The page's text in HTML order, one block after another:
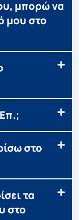
μπορώ να
μου στο
στο
τα
στο